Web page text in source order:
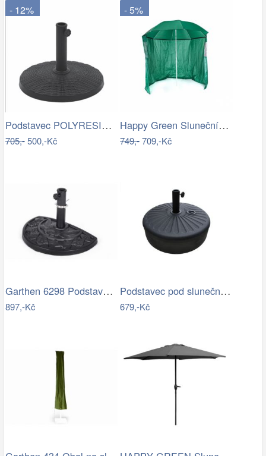
- 12%
Podstavec POLYRESIN 10kg ROJAPLAST
705,-500,-Kč
- 5%
Happy Green Slunečník s boční stěnou,…
749,-709,-Kč
Garthen 6298 Podstavec pro půlkulaté…
897,-Kč
Podstavec pod slunečník Houseland Bixi…
679,-Kč